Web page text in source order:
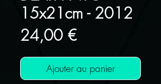
15x21cm - 2012
24,00 €Prix
Ajouter au panier